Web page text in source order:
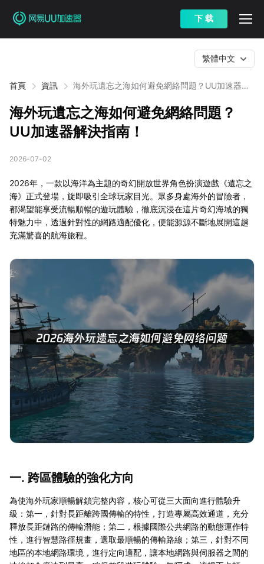
下 载
首頁 資訊
海外玩遺忘之海如何避免網絡問題？UU加速器解
繁體中文
海外玩遺忘之海如何避免網絡問題？
UU加速器解決指南！
2026-07-02
2026年，一款以海洋為主題的奇幻開放世界角色扮演遊戲《遺忘之
海》正式登場，旋即吸引全球玩家目光。眾多身處海外的冒險者，
都渴望能享受流暢順暢的遊玩體驗，徹底沉浸在這片奇幻海域的獨
特魅力中，透過針對性的網路適配優化，便能源源不斷地展開這趟
充滿驚喜的航海旅程。
一. 跨區體驗的強化方向
為使海外玩家順暢解鎖完整內容，核心可從三大面向進行體驗升
級：第一，針對長距離跨國傳輸的特性，打造專屬高效通道，充分
釋放長距鏈路的傳輸潛能；第二，根據國際公共網路的動態運作特
性，進行智慧路徑規畫，選取最順暢的傳輸路線；第三，針對不同
地區的本地網路環境，進行定向適配，讓本地網路與伺服器之間的